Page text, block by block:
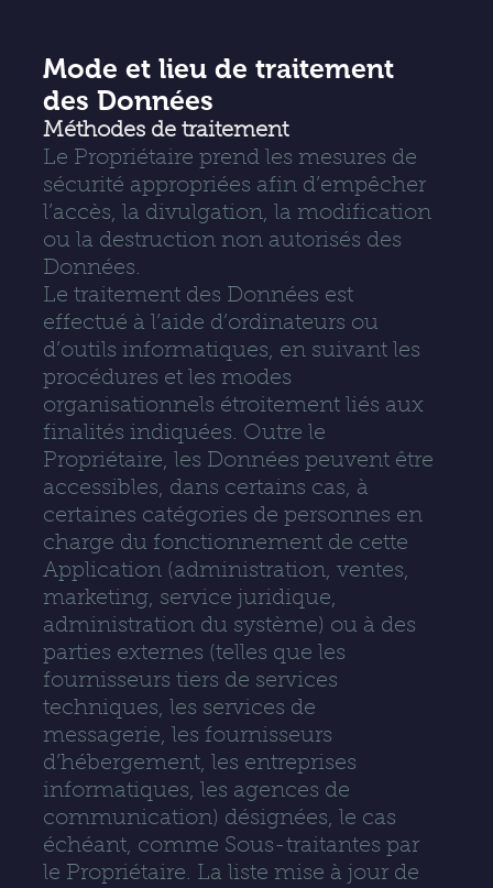
Mode et lieu de traitement
des Données
Méthodes de traitement
Le Propriétaire prend les mesures de
sécurité appropriées afin d’empêcher
l’accès, la divulgation, la modification
ou la destruction non autorisés des
Données.
Le traitement des Données est
effectué à l’aide d’ordinateurs ou
d’outils informatiques, en suivant les
procédures et les modes
organisationnels étroitement liés aux
finalités indiquées. Outre le
Propriétaire, les Données peuvent être
accessibles, dans certains cas, à
certaines catégories de personnes en
charge du fonctionnement de cette
Application (administration, ventes,
marketing, service juridique,
administration du système) ou à des
parties externes (telles que les
fournisseurs tiers de services
techniques, les services de
messagerie, les fournisseurs
d’hébergement, les entreprises
informatiques, les agences de
communication) désignées, le cas
échéant, comme Sous-traitantes par
le Propriétaire. La liste mise à jour de